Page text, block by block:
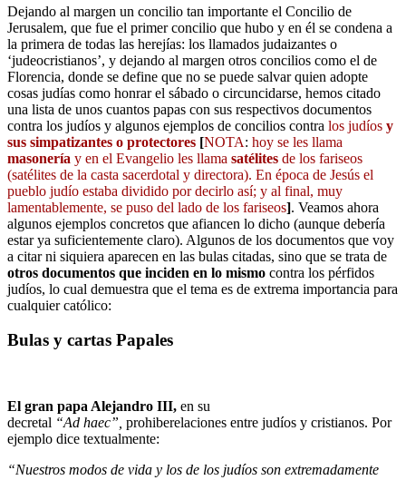
Dejando al margen un concilio tan importante el Concilio de
Jerusalem, que fue el primer concilio que hubo y en él se condena a
la primera de todas las herejías: los llamados judaizantes o
‘judeocristianos’, y dejando al margen otros concilios como el de
Florencia, donde se define que no se puede salvar quien adopte
cosas judías como honrar el sábado o circuncidarse, hemos citado
una lista de unos cuantos papas con sus respectivos documentos
contra los judíos y algunos ejemplos de concilios contra los judíos y
sus simpatizantes o protectores [NOTA: hoy se les llama
masonería y en el Evangelio les llama satélites de los fariseos
(satélites de la casta sacerdotal y directora). En época de Jesús el
pueblo judío estaba dividido por decirlo así; y al final, muy
lamentablemente, se puso del lado de los fariseos]. Veamos ahora
algunos ejemplos concretos que afiancen lo dicho (aunque debería
estar ya suficientemente claro). Algunos de los documentos que voy
a citar ni siquiera aparecen en las bulas citadas, sino que se trata de
otros documentos que inciden en lo mismo contra los pérfidos
judíos, lo cual demuestra que el tema es de extrema importancia para
cualquier católico:
Bulas y cartas Papales
El gran papa Alejandro III, en su
decretal “Ad haec”, prohiberelaciones entre judíos y cristianos. Por
ejemplo dice textualmente:
“Nuestros modos de vida y los de los judíos son extremadamente